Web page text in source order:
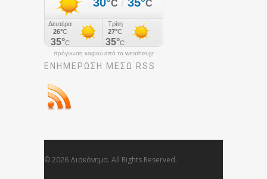
πρόγνωση καιρού από το weather.gr
ΕΝΗΜΈΡΩΣΉ ΜΕΣΩ RSS
© 2026 Διακόνημα. All Rights Reserved.